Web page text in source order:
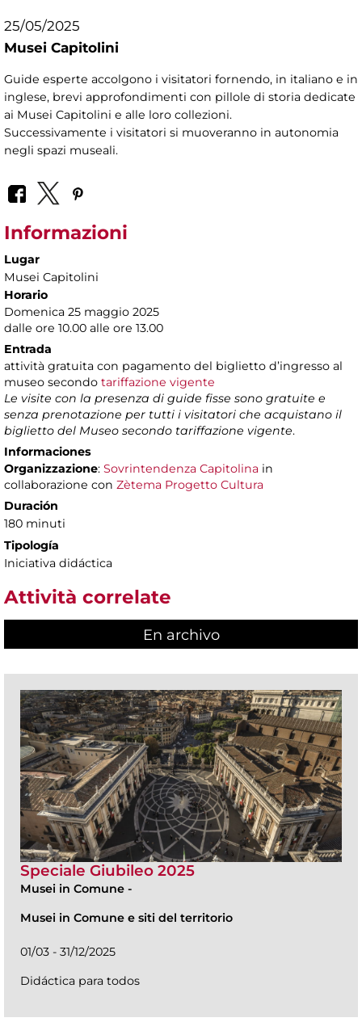
25/05/2025
Musei Capitolini
Guide esperte accolgono i visitatori fornendo, in italiano e in
inglese, brevi approfondimenti con pillole di storia dedicate
ai Musei Capitolini e alle loro collezioni.
Successivamente i visitatori si muoveranno in autonomia
negli spazi museali.
Informazioni
Lugar
Musei Capitolini
Horario
Domenica 25 maggio 2025
dalle ore 10.00 alle ore 13.00
Entrada
attività gratuita con pagamento del biglietto d’ingresso al
museo secondo tariffazione vigente
Le visite con la presenza di guide fisse sono gratuite e
senza prenotazione per tutti i visitatori che acquistano il
biglietto del Museo secondo tariffazione vigente.
Informaciones
Organizzazione: Sovrintendenza Capitolina in
collaborazione con Zètema Progetto Cultura
Duración
180 minuti
Tipología
Iniciativa didáctica
Attività correlate
En archivo
Speciale Giubileo 2025
Musei in Comune -
Musei in Comune e siti del territorio
01/03 - 31/12/2025
Didáctica para todos